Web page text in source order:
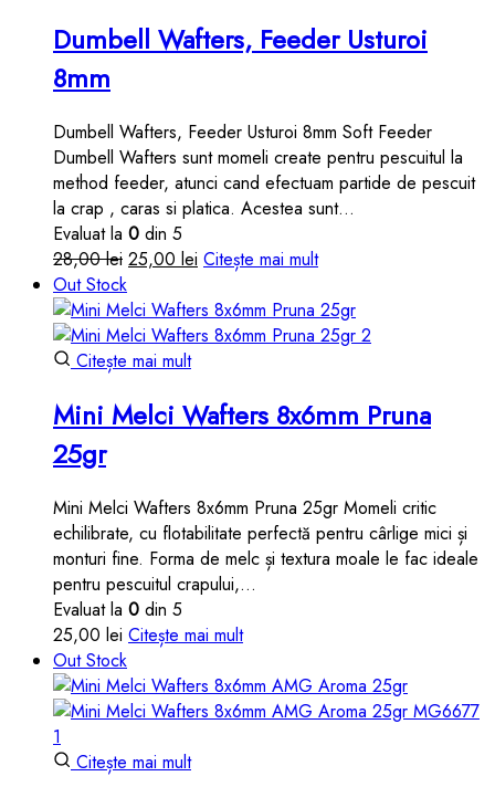
Dumbell Wafters, Feeder Usturoi
8mm
Dumbell Wafters, Feeder Usturoi 8mm Soft Feeder
Dumbell Wafters sunt momeli create pentru pescuitul la
method feeder, atunci cand efectuam partide de pescuit
la crap , caras si platica. Acestea sunt…
Evaluat la 0 din 5
28,00lei Prețul
a
fost:
28,00 lei.
25,00 lei Prețul
este:
25,00 lei.
Citește mai mult
Out Stock
Citește mai mult
Mini Melci Wafters 8x6mm Pruna
25gr
Mini Melci Wafters 8x6mm Pruna 25gr Momeli critic
echilibrate, cu flotabilitate perfectă pentru cârlige mici și
monturi fine. Forma de melc și textura moale le fac ideale
pentru pescuitul crapului,…
Evaluat la 0 din 5
25,00 lei Citește mai mult
Out Stock
Citește mai mult